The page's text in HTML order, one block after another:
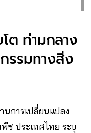
ต ท่ามกลาง
รรมทางสิ่ง
นการเปลี่ยนแปลง
ซ ประเทศไทย ระบุ